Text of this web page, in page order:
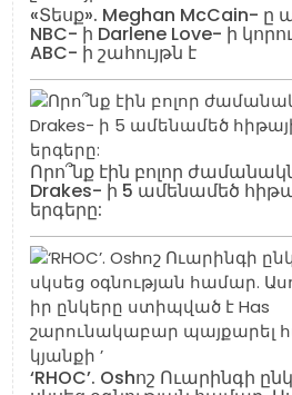
«Տեսք». Meghan McCain- ը
NBC- ի Darlene Love- ի
ABC- ի շահույթն է
Որո՞նք էին բոլոր
Drakes- ի 5 ամենամեծ
երգերը:
‘RHOC’. Oshոշ Ուարինգի